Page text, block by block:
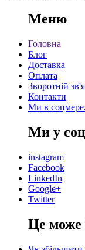
Меню
Головна
Блог
Доставка
Оплата
Зворотній
Контакти
Ми в
Ми у
instagram
Facebook
LinkedIn
Google+
Twitter
Це може